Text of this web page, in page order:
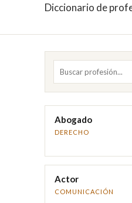
Diccionario de
Abogado
DERECHO
Actor
COMUNICACIÓN